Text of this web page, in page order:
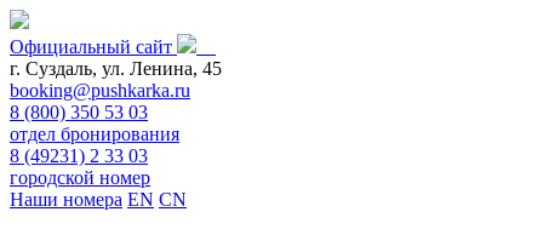
Официальный сайт
г. Суздаль, ул. Ленина, 45
booking@pushkarka.ru
8 (800) 350 53 03
отдел бронирования
8 (49231) 2 33 03
городской номер
Наши номера EN CN